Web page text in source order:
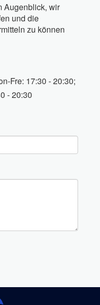
Augenblick, wir
und die
zu können
Fre: 17:30 - 20:30;
- 20:30